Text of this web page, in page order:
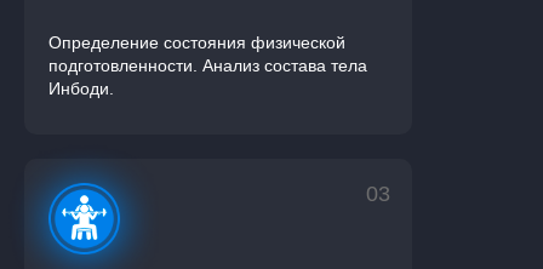
03
Определение состояния физической
подготовленности. Анализ состава тела
Инбоди.